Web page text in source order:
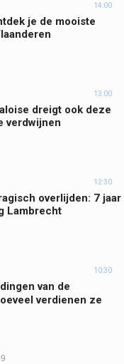
14:00
je de mooiste
13:00
dreigt ook deze
verdwijnen
12:30
overlijden: 7 jaar
Lambrecht
10:30
van de
verdienen ze